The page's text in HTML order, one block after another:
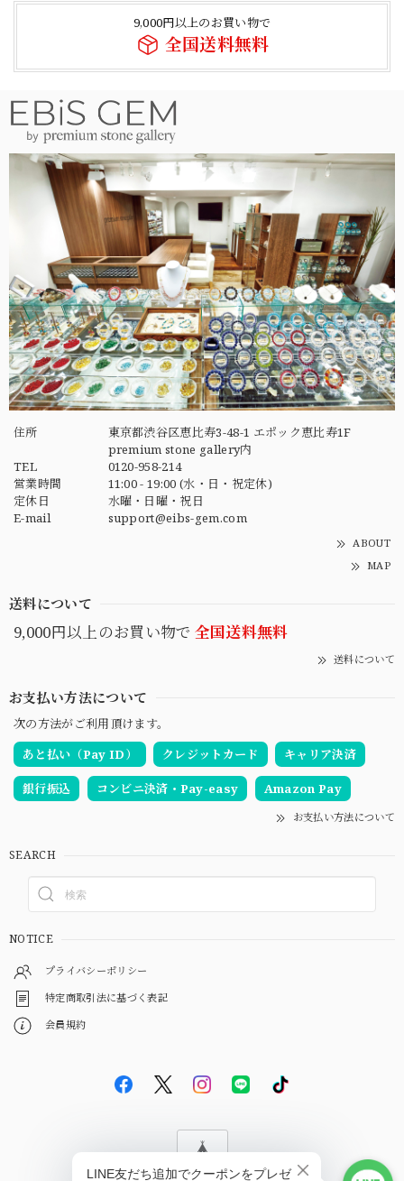
9,000円以上のお買い物で
全国送料無料
住所
東京都渋谷区恵比寿3-48-1 エポック恵比寿1F
premium stone gallery内
TEL
0120-958-214
営業時間
11:00 - 19:00 (水・日・祝定休)
定休日
水曜・日曜・祝日
E-mail
support@eibs-gem.com
ABOUT
MAP
送料について
9,000円以上のお買い物で 全国送料無料
送料について
お支払い方法について
次の方法がご利用頂けます。
あと払い（Pay ID）
クレジットカード キャリア決済
銀行振込 コンビニ決済・Pay-easy Amazon Pay
お支払い方法について
SEARCH
NOTICE
プライバシーポリシー
特定商取引法に基づく表記
会員規約